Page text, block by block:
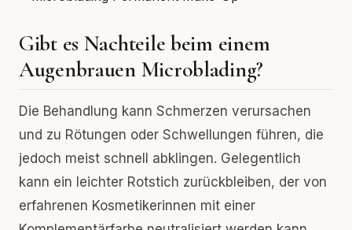
Gibt es Nachteile beim einem
Augenbrauen Microblading?
Die Behandlung kann Schmerzen verursachen
und zu Rötungen oder Schwellungen führen, die
jedoch meist schnell abklingen. Gelegentlich
kann ein leichter Rotstich zurückbleiben, der von
erfahrenen Kosmetikerinnen mit einer